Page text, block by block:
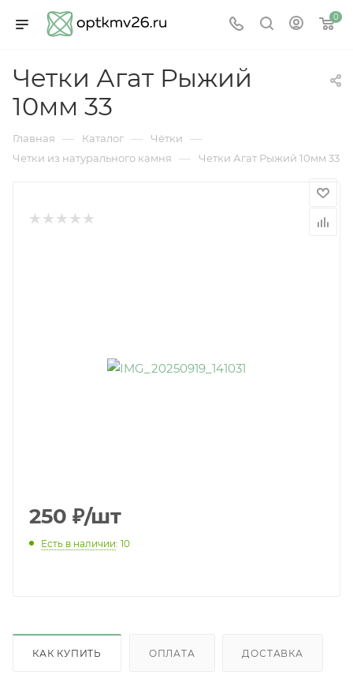
0
Четки Агат Рыжий
10мм 33
Главная — Каталог — Чётки —
Четки из натурального камня — Четки Агат Рыжий 10мм 33
250 ₽/шт
Есть в наличии: 10
КАК КУПИТЬ ОПЛАТА ДОСТАВКА